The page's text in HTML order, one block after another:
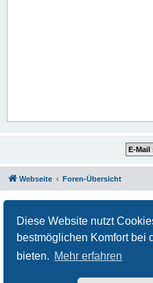
Diese Website nutzt
bestmöglichen Komfort bei
bieten. Mehr erfahren
Webseite Foren-Übersicht
Deutsche